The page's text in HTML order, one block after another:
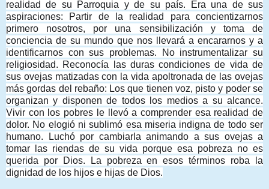
realidad de su Parroquia y de su país. Era una de sus
aspiraciones: Partir de la realidad para concientizarnos
primero nosotros, por una sensibilización y toma de
conciencia de su mundo que nos llevará a encararnos y a
identificarnos con sus problemas. No instrumentalizar su
religiosidad. Reconocía las duras condiciones de vida de
sus ovejas matizadas con la vida apoltronada de las ovejas
más gordas del rebaño: Los que tienen voz, pisto y poder se
organizan y disponen de todos los medios a su alcance.
Vivir con los pobres le llevó a comprender esa realidad de
dolor. No elogió ni sublimó esa miseria indigna de todo ser
humano. Luchó por cambiarla animando a sus ovejas a
tomar las riendas de su vida porque esa pobreza no es
querida por Dios. La pobreza en esos términos roba la
dignidad de los hijos e hijas de Dios.